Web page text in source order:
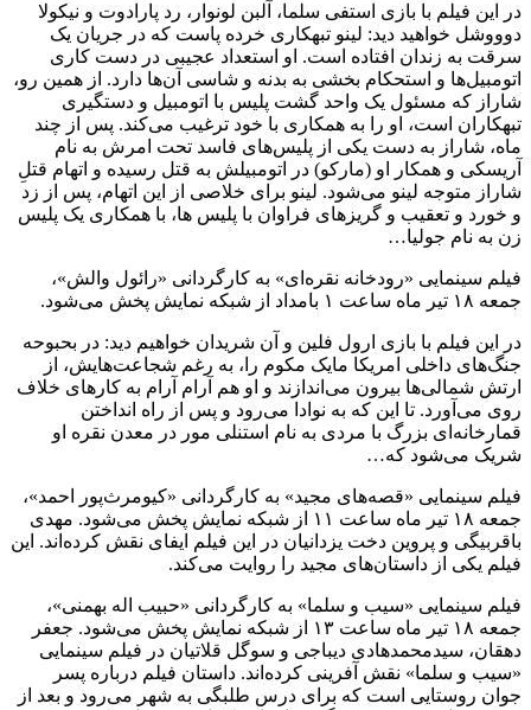
در این فیلم با بازی استفی سلما، آلبن لونوار، رد پارادوت و نیکولا
دوووشل خواهید دید: لینو تبهکاری خرده پاست که در جریان یک
سرقت به زندان افتاده است. او استعداد عجیبی در دست کاری
اتومبیل‌ها و استحکام بخشی به بدنه و شاسی آن‌ها دارد. از همین رو،
شاراز که مسئول یک واحد گشت پلیس با اتومبیل و دستگیری
تبهکاران است، او را به همکاری با خود ترغیب می‌کند. پس از چند
ماه، شاراز به دست یکی از پلیس‌های فاسد تحت امرش به نام
آریسکی و همکار او (مارکو) در اتومبیلش به قتل رسیده و اتهام قتلِ
شاراز متوجه لینو می‌شود. لینو برای خلاصی از این اتهام، پس از زد
و خورد و تعقیب و گریزهای فراوان با پلیس ها، با همکاری یک پلیس
زن به نام جولیا…
فیلم سینمایی «رودخانه نقره‌ای» به کارگردانی «رائول والش»،
جمعه ۱۸ تیر ماه ساعت ۱ بامداد از شبکه نمایش پخش می‌شود.
در این فیلم با بازی ارول فلین و آن شریدان خواهیم دید: در بحبوحه
جنگ‌های داخلی امریکا مایک مکوم را، به رغم شجاعت‌هایش، از
ارتش شمالی‌ها بیرون می‌اندازند و او هم آرام آرام به کارهای خلاف
روی می‌آورد. تا این که به نوادا می‌رود و پس از راه انداختن
قمارخانه‌ای بزرگ با مردی به نام استنلی مور در معدن نقره او
شریک می‌شود که…
فیلم سینمایی «قصه‌های مجید» به کارگردانی «کیومرث‌پور احمد»،
جمعه ۱۸ تیر ماه ساعت ۱۱ از شبکه نمایش پخش می‌شود. مهدی
باقربیگی و پروین دخت یزدانیان در این فیلم ایفای نقش کرده‌اند. این
فیلم یکی از داستان‌های مجید را روایت می‌کند.
فیلم سینمایی «سیب و سلما» به کارگردانی «حبیب اله بهمنی»،
جمعه ۱۸ تیر ماه ساعت ۱۳ از شبکه نمایش پخش می‌شود. جعفر
دهقان، سیدمحمدهادی دیباجی و سوگل قلاتیان در فیلم سینمایی
«سیب و سلما» نقش آفرینی کرده‌اند. داستان فیلم درباره پسر
جوان روستایی است که برای درس طلبگی به شهر می‌رود و بعد از